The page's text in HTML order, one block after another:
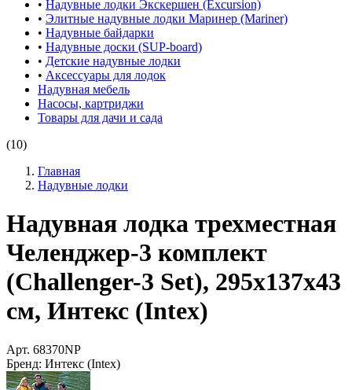
• Надувные лодки Экскершен (Excursion)
• Элитные надувные лодки Маринер (Mariner)
• Надувные байдарки
• Надувные доски (SUP-board)
• Детские надувные лодки
• Аксессуары для лодок
Надувная мебель
Насосы, картриджи
Товары для дачи и сада
(10)
Главная
Надувные лодки
Надувная лодка трехместная
Челенджер-3 комплект
(Challenger-3 Set), 295х137х43
см, Интекс (Intex)
Арт. 68370NP
Бренд: Интекс (Intex)